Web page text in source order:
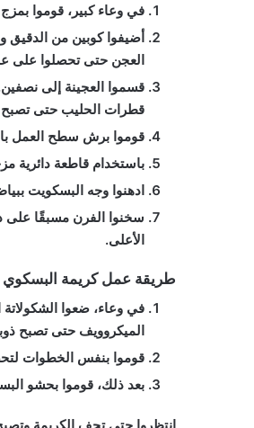
في وعاء كبير، قوموا
أضيفوا كوبين من الدقيق
العجن حتى تحصلوا على
قسموا العجينة إلى
قطرات الحليب حتى تصبح
قوموا برش سطح العمل
باستخدام قاطعة دائرية
ادهنوا وجه البسكويت
الأعلى.
طريقة عمل كريمة البسكوي
في وعاء، ضعوا
الميكروويف حتى تصبح
قوموا بنفس الخطوات
بعد ذلك، قوموا بحشو